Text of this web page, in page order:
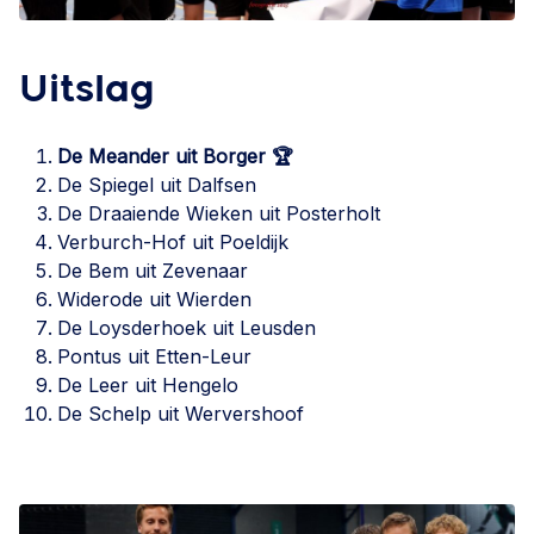
Uitslag
De Meander uit Borger 🏆
De Spiegel uit Dalfsen
De Draaiende Wieken uit Posterholt
Verburch-Hof uit Poeldijk
De Bem uit Zevenaar
Widerode uit Wierden
De Loysderhoek uit Leusden
Pontus uit Etten-Leur
De Leer uit Hengelo
De Schelp uit Wervershoof